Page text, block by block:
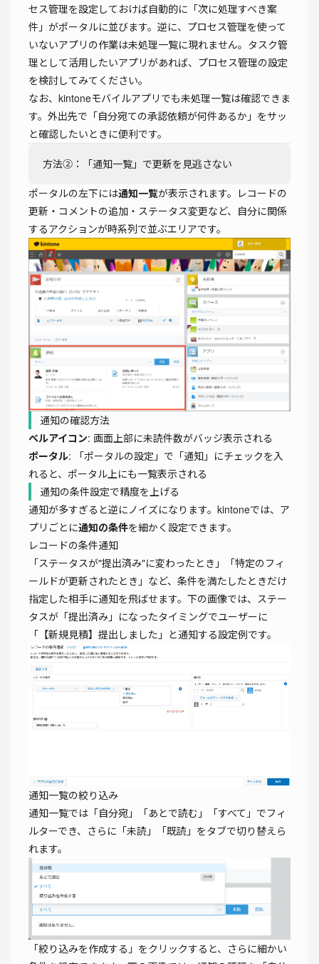
セス管理を設定しておけば自動的に「次に処理すべき案
件」がポータルに並びます。逆に、プロセス管理を使って
いないアプリの作業は未処理一覧に現れません。タスク管
理として活用したいアプリがあれば、プロセス管理の設定
を検討してみてください。
なお、kintoneモバイルアプリでも未処理一覧は確認できま
す。外出先で「自分宛ての承認依頼が何件あるか」をサッ
と確認したいときに便利です。
方法②：「通知一覧」で更新を見逃さない
ポータルの左下には通知一覧が表示されます。レコードの
更新・コメントの追加・ステータス変更など、自分に関係
するアクションが時系列で並ぶエリアです。
通知の確認方法
ベルアイコン: 画面上部に未読件数がバッジ表示される
ポータル: 「ポータルの設定」で「通知」にチェックを入
れると、ポータル上にも一覧表示される
通知の条件設定で精度を上げる
通知が多すぎると逆にノイズになります。kintoneでは、ア
プリごとに通知の条件を細かく設定できます。
レコードの条件通知
「ステータスが"提出済み"に変わったとき」「特定のフィ
ールドが更新されたとき」など、条件を満たしたときだけ
指定した相手に通知を飛ばせます。下の画像では、ステー
タスが「提出済み」になったタイミングでユーザーに
「【新規見積】提出しました」と通知する設定例です。
通知一覧の絞り込み
通知一覧では「自分宛」「あとで読む」「すべて」でフィ
ルターでき、さらに「未読」「既読」をタブで切り替えら
れます。
「絞り込みを作成する」をクリックすると、さらに細かい